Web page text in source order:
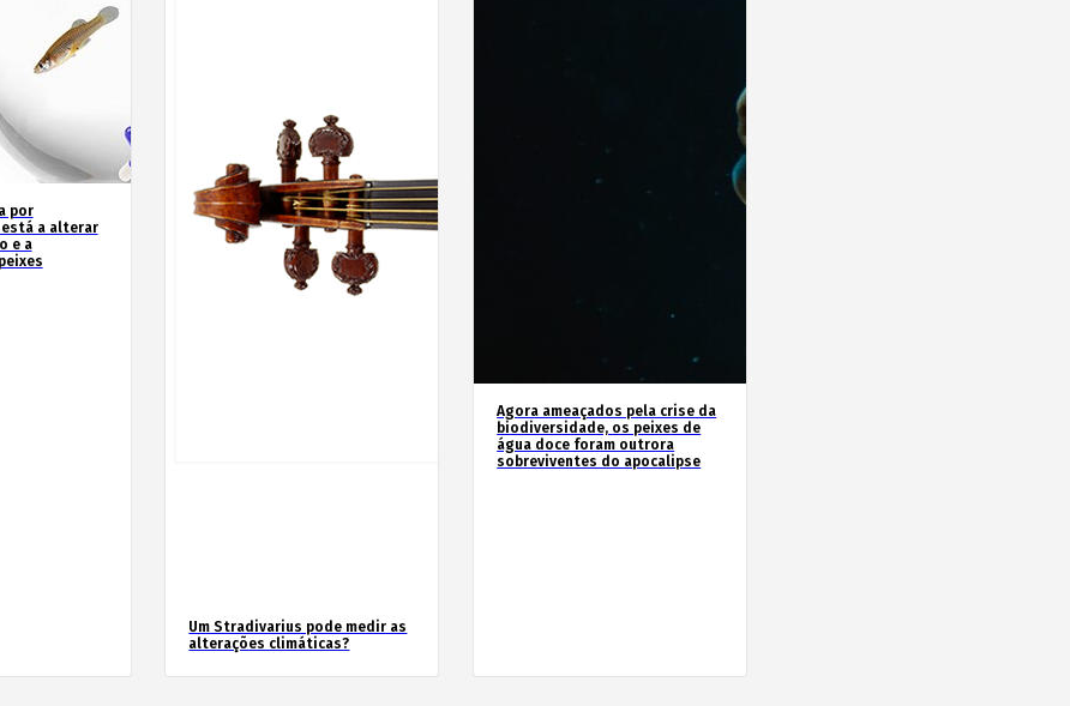
por
a alterar
e a
Um Stradivarius pode medir as
alterações climáticas?
Agora ameaçados pela crise da
biodiversidade, os peixes de
água doce foram outrora
sobreviventes do apocalipse